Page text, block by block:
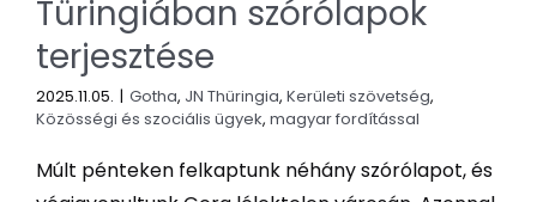
Türingiában szórólapok
terjesztése
2025.11.05. | Gotha, JN Thüringia, Kerületi szövetség,
Közösségi és szociális ügyek, magyar fordítással
Múlt pénteken felkaptunk néhány szórólapot, és